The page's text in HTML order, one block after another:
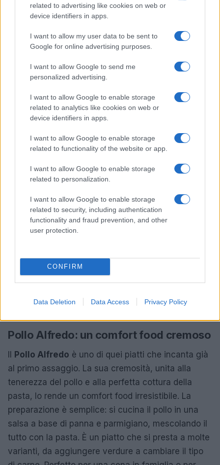
related to advertising like cookies on web or
device identifiers in apps.
I want to allow my user data to be sent to
Google for online advertising purposes.
I want to allow Google to send me
personalized advertising.
I want to allow Google to enable storage
related to analytics like cookies on web or
device identifiers in apps.
I want to allow Google to enable storage
related to functionality of the website or app.
I want to allow Google to enable storage
related to personalization.
I want to allow Google to enable storage
related to security, including authentication
functionality and fraud prevention, and other
user protection.
CONFIRM
Data Deletion Data Access Privacy Policy
tradizione gastronomica di Jalisco. Questo piatto è
caratterizzato da carne di manzo cotta lentamente
in un brodo ricco di spezie, che la rende tenera e
saporita. Serviti all’interno di tortillas morbide, i
Tacos Birria sono spesso accompagnati da una
salsa piccante e cipolle. La loro preparazione
di sapori che conquista ogni palato. Ideali per una
cena informale o per sorprendere i propri ospiti,
viaggio culinario.
Pollo Alfredo: un comfort food cremoso
Il Pollo Alfredo è uno di quei piatti che incanta già
al primo assaggio. La sua cremosità, unita alla
tenerezza del pollo e alla perfetta cottura della
pasta, lo rende un comfort food irresistibile. La
preparazione è semplice: si cucina il pollo in una
salsa a base di panna e parmigiano, mescolando il
tutto con la pasta. È un piatto che si presta a molte
varianti, da aggiungere verdure a cambiare il tipo